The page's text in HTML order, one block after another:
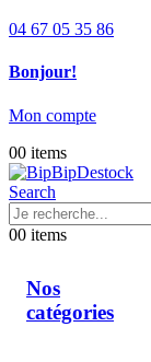
04 67 05 35 86
Bonjour!
Mon compte
00 items
Search
00 items
Nos
catégories